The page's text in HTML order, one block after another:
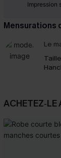
Impression
Mensurations
Le
ACHETEZ‑LE